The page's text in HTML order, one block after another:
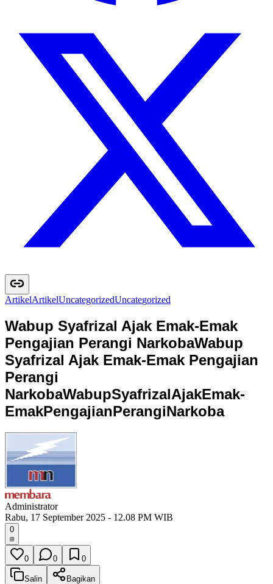
ArtikelArtikelUncategorizedUncategorized
Wabup Syafrizal Ajak Emak-Emak
Pengajian Perangi NarkobaWabup
Syafrizal Ajak Emak-Emak Pengajian
Perangi
NarkobaWabupSyafrizalAjakEmak-
EmakPengajianPerangiNarkoba
Administrator
Rabu, 17 September 2025 - 12.08 PM WIB
0
0 0 0
Salin
Bagikan